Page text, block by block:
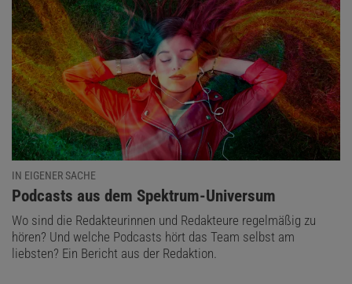
IN EIGENER SACHE
:
Podcasts aus dem Spektrum-Universum
Wo sind die Redakteurinnen und Redakteure regelmäßig zu
hören? Und welche Podcasts hört das Team selbst am
liebsten? Ein Bericht aus der Redaktion.